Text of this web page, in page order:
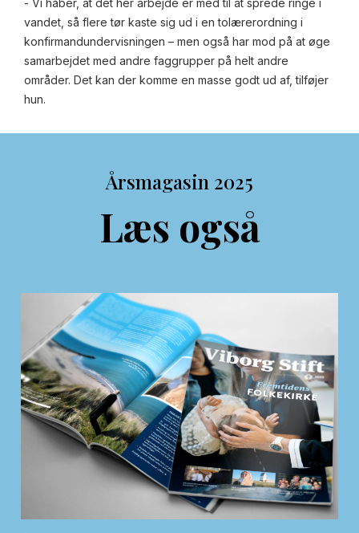
vandet, så flere tør kaste sig ud i en tolærerordning i
konfirmandundervisningen – men også har mod på at øge
samarbejdet med andre faggrupper på helt andre
områder. Det kan der komme en masse godt ud af, tilføjer
hun.
Årsmagasin 2025
Læs også